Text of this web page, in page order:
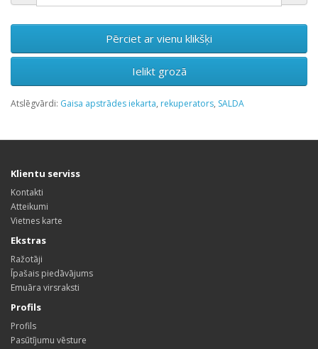
Pērciet ar vienu klikšķi
Ielikt grozā
Atslēgvārdi: Gaisa apstrādes iekarta, rekuperators, SALDA
Klientu serviss
Kontakti
Atteikumi
Vietnes karte
Ekstras
Ražotāji
Īpašais piedāvājums
Emuāra virsraksti
Profils
Profils
Pasūtījumu vēsture